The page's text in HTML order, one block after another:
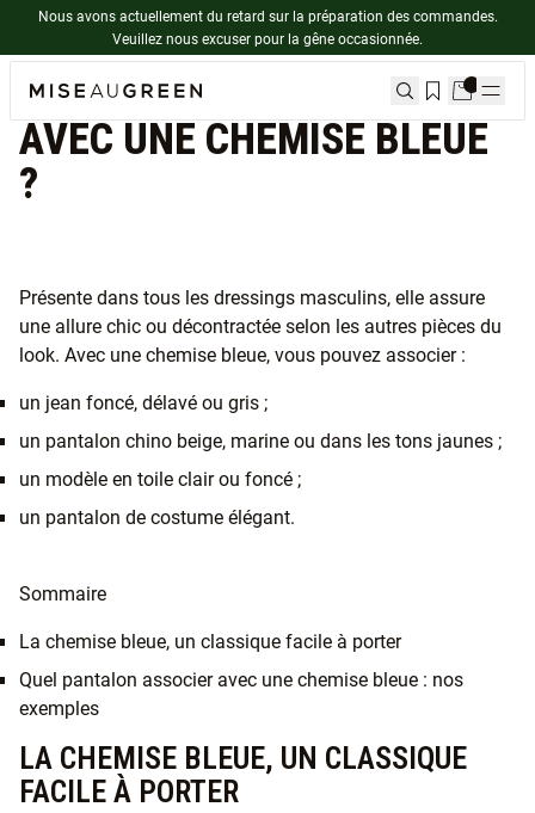
Nous avons actuellement du retard sur la préparation des commandes.
Veuillez nous excuser pour la gêne occasionnée.
QUEL PANTALON ASSOCIER
AVEC UNE CHEMISE BLEUE
?
Présente dans tous les dressings masculins, elle assure
une allure chic ou décontractée selon les autres pièces du
look. Avec une chemise bleue, vous pouvez associer :
un jean foncé, délavé ou gris ;
un pantalon chino beige, marine ou dans les tons jaunes ;
un modèle en toile clair ou foncé ;
un pantalon de costume élégant.
Sommaire
La chemise bleue, un classique facile à porter
Quel pantalon associer avec une chemise bleue : nos
exemples
LA CHEMISE BLEUE, UN CLASSIQUE
FACILE À PORTER